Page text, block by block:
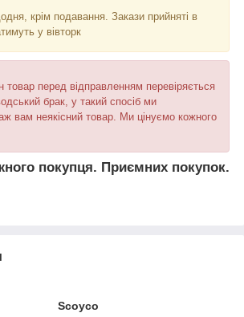
крім подавання. Закази прийняті в
у вівторк
товар перед відправленням перевіряється
брак, у такий спосіб ми
вам неякісний товар. Ми цінуємо кожного
покупця. Приємних покупок.
Scoyco